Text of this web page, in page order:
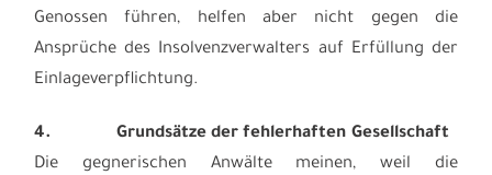
Genossen führen, helfen aber nicht gegen die
Ansprüche des Insolvenzverwalters auf Erfüllung der
Einlageverpflichtung.
4. Grundsätze der fehlerhaften Gesellschaft
Die gegnerischen Anwälte meinen, weil die